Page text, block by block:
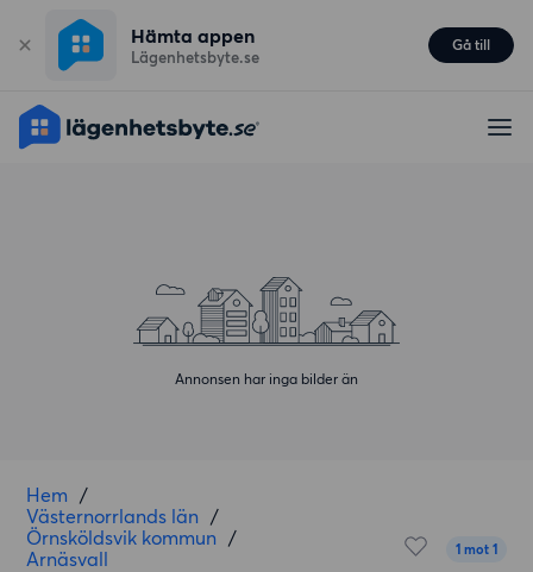
Hämta appen
Lägenhetsbyte.se
Gå till
Annonsen har inga bilder än
Hem /
Västernorrlands län /
Örnsköldsvik kommun /
Arnäsvall
1 mot 1